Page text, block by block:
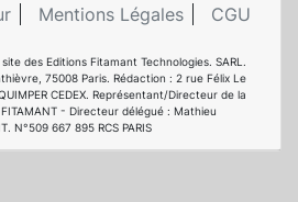
Mentions Légales CGU
des Editions Fitamant Technologies. SARL.
75008 Paris. Rédaction : 2 rue Félix Le
CEDEX. Représentant/Directeur de la
- Directeur délégué : Mathieu
N°509 667 895 RCS PARIS